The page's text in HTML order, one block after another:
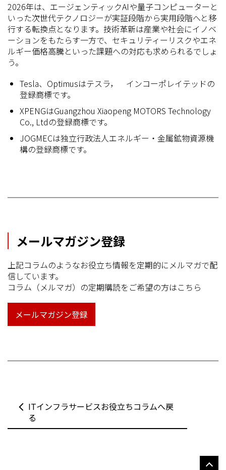
2026年は、エージェンティックAIや量子コンピューターと
いった次世代テクノロジーが実証段階から実用段階へと移
行する転換点となります。技術革新は産業や社会にイノベ
ーションをもたらす一方で、セキュリティーリスクやエネ
ルギー価格高騰といった課題への対応も求められるでしょ
う。
Tesla、Optimusはテスラ， インコーポレイテッドの
登録商標です。
XPENGはGuangzhou Xiaopeng MOTORS Technology
Co., Ltdの登録商標です。
JOGMECは独立行政法人エネルギー・金属鉱物資源機
構の登録商標です。
メールマガジン登録
上記コラムのようなお役立ち情報を定期的にメルマガで配
信しています。
コラム（メルマガ）の定期購読をご希望の方はこちら
メールマガジン登録
ITインフラサービスお役立ちコラムへ戻
る